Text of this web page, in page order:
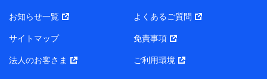
お知らせ一覧 よくあるご質問
サイトマップ 免責事項
法人のお客さま ご利用環境